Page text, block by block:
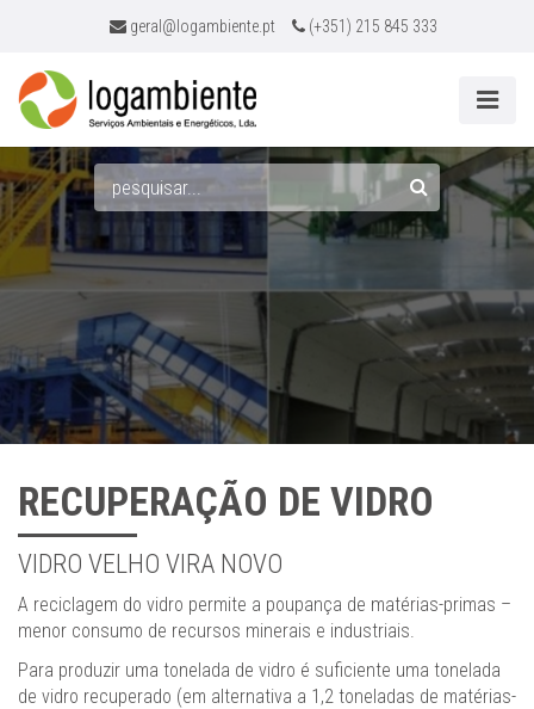
geral@logambiente.pt (+351) 215 845 333
Pesquisar
RECUPERAÇÃO DE VIDRO
VIDRO VELHO VIRA NOVO
A reciclagem do vidro permite a poupança de matérias-primas –
menor consumo de recursos minerais e industriais.
Para produzir uma tonelada de vidro é suficiente uma tonelada
de vidro recuperado (em alternativa a 1,2 toneladas de matérias-